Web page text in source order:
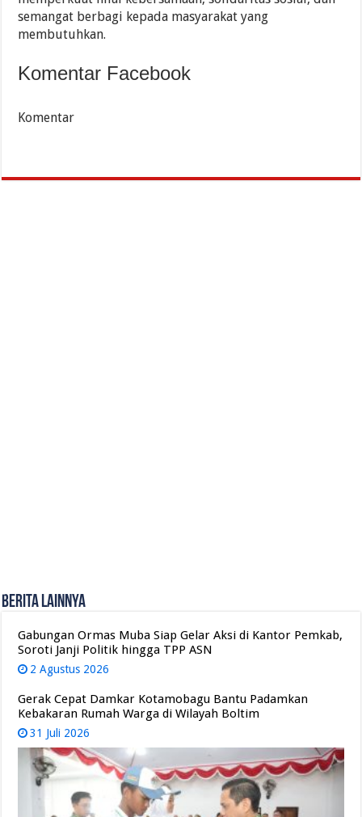
semangat berbagi kepada masyarakat yang
membutuhkan.
Komentar Facebook
Komentar
Berita Lainnya
Gabungan Ormas Muba Siap Gelar Aksi di Kantor Pemkab,
Soroti Janji Politik hingga TPP ASN
2 Agustus 2026
Gerak Cepat Damkar Kotamobagu Bantu Padamkan
Kebakaran Rumah Warga di Wilayah Boltim
31 Juli 2026